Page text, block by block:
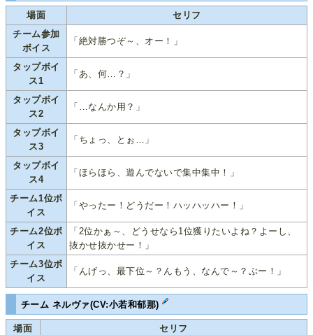
場面
セリフ
チーム参加
ボイス
「絶対勝つぞ～、オー！」
タップボイ
ス1
「あ、何…？」
タップボイ
ス2
「…なんか用？」
タップボイ
ス3
「ちょっ、とぉ…」
タップボイ
ス4
「ほらほら、遊んでないで集中集中！」
チーム1位ボ
イス
「やったー！どうだー！ハッハッハー！」
チーム2位ボ
イス
「2位かぁ～、どうせなら1位獲りたいよね？よーし、
抜かせ抜かせー！」
チーム3位ボ
イス
「んげっ、最下位～？んもう、なんで～？ぶー！」
チーム ネルヴァ(CV:小若和郁那)
場面
セリフ